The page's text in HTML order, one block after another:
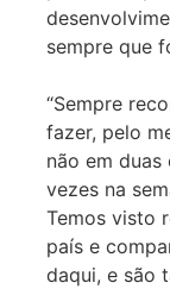
sempre que
“Sempre
fazer, pelo
não em
vezes na
Temos visto
país e
daqui, e são